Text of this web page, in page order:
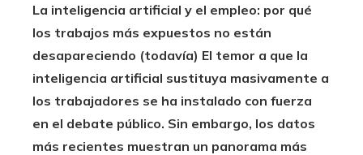
La inteligencia artificial y el empleo: por qué
los trabajos más expuestos no están
desapareciendo (todavía) El temor a que la
inteligencia artificial sustituya masivamente a
los trabajadores se ha instalado con fuerza
en el debate público. Sin embargo, los datos
más recientes muestran un panorama más